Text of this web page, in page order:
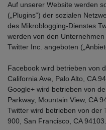
Auf unserer Website werden
(„Plugins“) der sozialen
des Mikroblogging-Dienstes
werden von den
Twitter Inc. angeboten
Facebook wird betrieben von
California Ave, Palo Alto, CA
Google+ wird betrieben von
Parkway, Mountain View, CA
Twitter wird betrieben von der
900, San Francisco, CA 94103.